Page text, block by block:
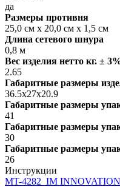
да
Размеры противня
25,0 см х 20,0 см х 1,5 см
Длина сетевого шнура
0,8 м
Вес изделия нетто кг. ±
2.65
Габаритные размеры
36.5x27x20.9
Габаритные размеры
41
Габаритные размеры
30
Габаритные размеры
26
Инструкции
MT-4282_IM